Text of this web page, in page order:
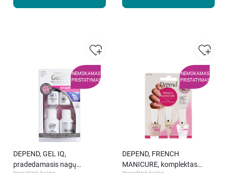
NEMOKAMAS
PRISTATYMAS
DEPEND, GEL IQ,
pradedamasis nagų
NEMOKAMAS
PRISTATYMAS
DEPEND, FRENCH
MANICURE, komplektas